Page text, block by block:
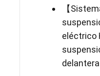
【
eléctrico